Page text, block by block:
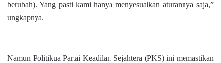
berubah). Yang pasti kami hanya menyesuaikan aturannya saja,”
ungkapnya.
Namun Politikua Partai Keadilan Sejahtera (PKS) ini memastikan